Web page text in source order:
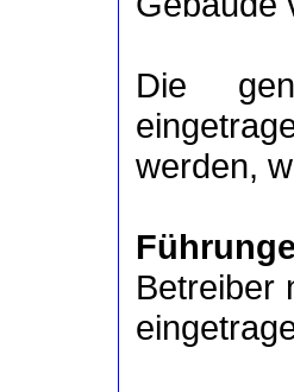
Die
werden,
Betreiber